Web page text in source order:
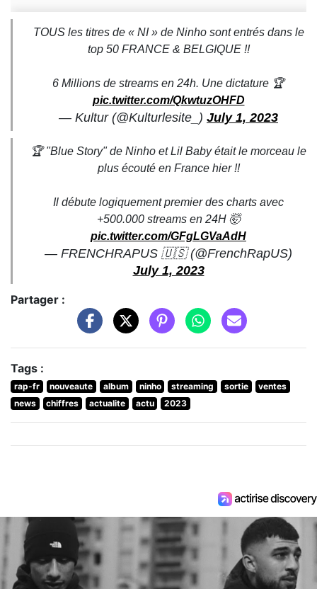
TOUS les titres de « NI » de Ninho sont entrés dans le
top 50 FRANCE & BELGIQUE !!
6 Millions de streams en 24h. Une dictature 🏆
pic.twitter.com/QkwtuzOHFD
— Kultur (@Kulturlesite_) July 1, 2023
🏆 "Blue Story" de Ninho et Lil Baby était le morceau le
plus écouté en France hier !!
Il débute logiquement premier des charts avec
+500.000 streams en 24H 🤯
pic.twitter.com/GFgLGVaAdH
— FRENCHRAPUS 🇺🇸 (@FrenchRapUS)
July 1, 2023
Partager :
Tags :
rap-fr nouveaute album ninho streaming sortie
ventes
news
chiffres actualite actu 2023